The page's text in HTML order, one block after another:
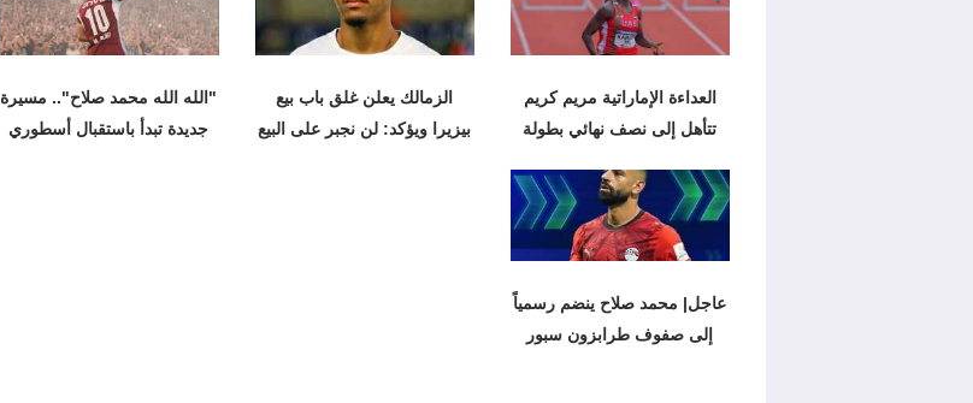
العداءة الإماراتية مريم كريم
تتأهل إلى نصف نهائي بطولة
الزمالك يعلن غلق باب بيع
بيزيرا ويؤكد: لن نجبر على البيع
"الله الله محمد صلاح".. مسيرة
جديدة تبدأ باستقبال أسطوري
عاجل| محمد صلاح ينضم رسمياً
إلى صفوف طرابزون سبور